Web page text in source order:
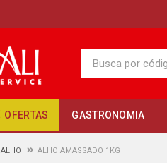
OFERTAS GASTRONOMIA
ALHO ALHO AMASSADO 1KG